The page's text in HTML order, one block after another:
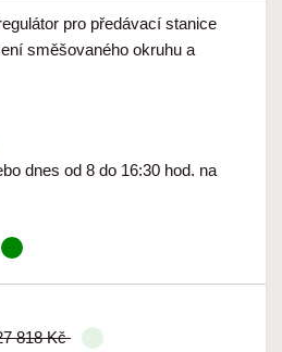
pro předávací stanice
směšovaného okruhu a
dnes od 8 do 16:30 hod. na
818 Kč